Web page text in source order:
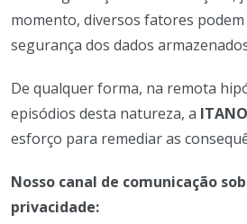
momento, diversos fatores
segurança dos dados
De qualquer forma, na remota
episódios desta natureza, a
esforço para remediar as
Nosso canal de comunicação
privacidade: